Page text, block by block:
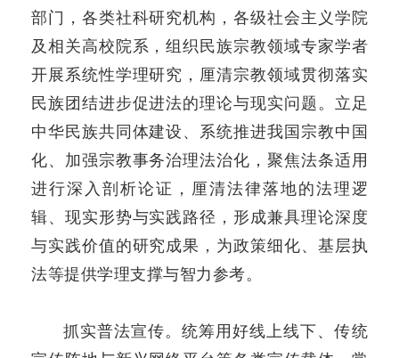
部门，各类社科研究机构，各级社会主义学院
及相关高校院系，组织民族宗教领域专家学者
开展系统性学理研究，厘清宗教领域贯彻落实
民族团结进步促进法的理论与现实问题。立足
中华民族共同体建设、系统推进我国宗教中国
化、加强宗教事务治理法治化，聚焦法条适用
进行深入剖析论证，厘清法律落地的法理逻
辑、现实形势与实践路径，形成兼具理论深度
与实践价值的研究成果，为政策细化、基层执
法等提供学理支撑与智力参考。
抓实普法宣传。统筹用好线上线下、传统